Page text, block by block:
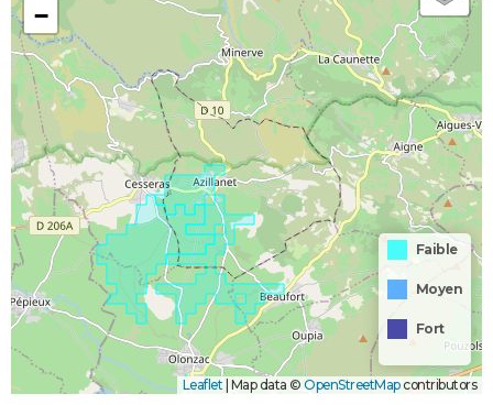
−
Faible
Moyen
Fort
Leaflet | Map data © OpenStreetMapcontributors